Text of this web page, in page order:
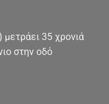
μετράει 35 χρονιά
στην οδό